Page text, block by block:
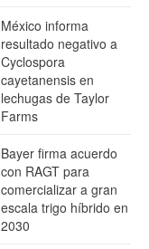
México informa
resultado negativo a
Cyclospora
cayetanensis en
lechugas de Taylor
Farms
Bayer firma acuerdo
con RAGT para
comercializar a gran
escala trigo híbrido en
2030